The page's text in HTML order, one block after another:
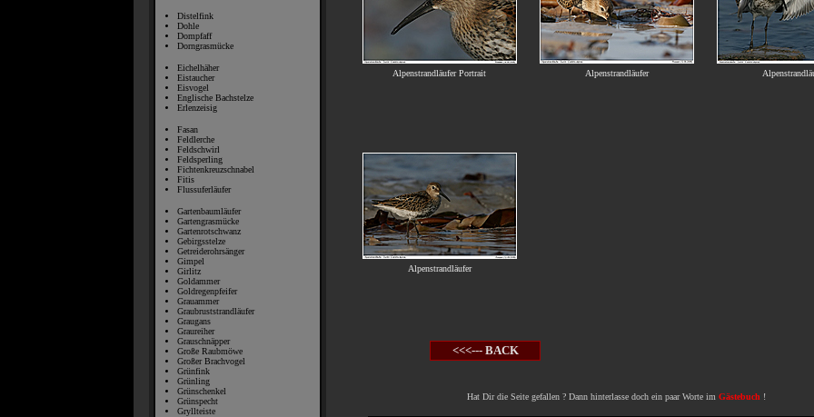
Distelfink
Dohle
Dompfaff
Dorngrasmücke
Eichelhäher
Eistaucher
Eisvogel
Englische Bachstelze
Erlenzeisig
Fasan
Feldlerche
Feldschwirl
Feldsperling
Fichtenkreuzschnabel
Fitis
Flussuferläufer
Gartenbaumläufer
Gartengrasmücke
Gartenrotschwanz
Gebirgsstelze
Getreiderohrsänger
Gimpel
Girlitz
Goldammer
Goldregenpfeifer
Grauammer
Graubruststrandläufer
Graugans
Graureiher
Grauschnäpper
Große Raubmöwe
Großer Brachvogel
Grünfink
Grünling
Grünschenkel
Grünspecht
Gryllteiste
Alpenstrandläufer Portrait Alpenstrandläufer
Alpenstrandläufer
<<<--- BACK
Hat Dir die Seite gefallen ? Dann hinterlasse doch ein paar Worte im Gästebuch !